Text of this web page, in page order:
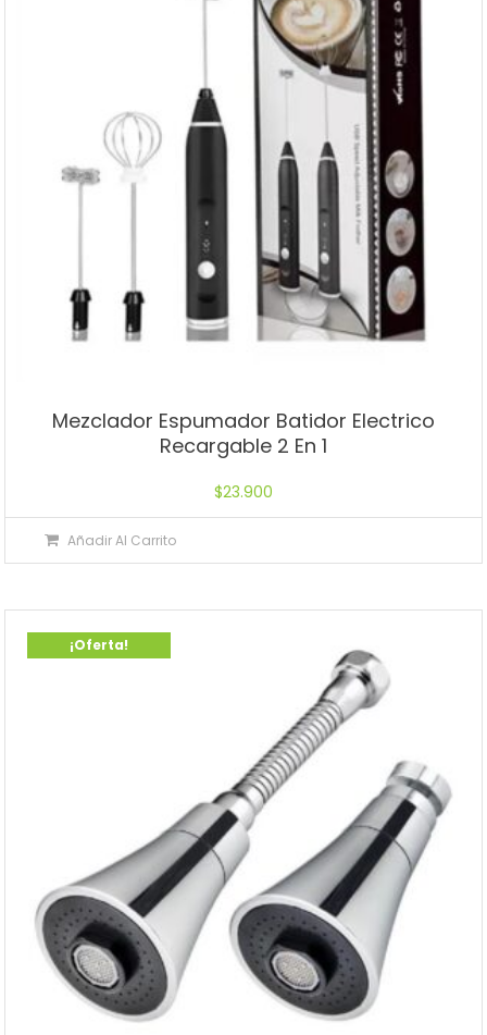
Mezclador Espumador Batidor Electrico
Recargable 2 En 1
$23.900
Añadir Al Carrito
¡Oferta!